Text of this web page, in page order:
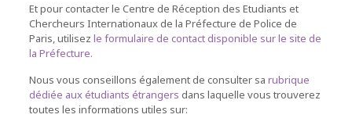
Et pour contacter le Centre de Réception des Etudiants et
Chercheurs Internationaux de la Préfecture de Police de
Paris, utilisez le formulaire de contact disponible sur le site de
la Préfecture.
Nous vous conseillons également de consulter sa rubrique
dédiée aux étudiants étrangers dans laquelle vous trouverez
toutes les informations utiles sur: